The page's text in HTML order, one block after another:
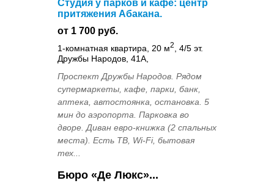
Студия у парков и кафе: центр
притяжения Абакана.
от 1 700 руб.
1-комнатная квартира, 20 м2
, 4/5 эт.
Дружбы Народов, 41А,
Проспект Дружбы Народов. Рядом
супермаркеты, кафе, парки, банк,
аптека, автостоянка, остановка. 5
мин до аэропорта. Парковка во
дворе. Диван евро-книжка (2 спальных
места). Есть ТВ, Wi-Fi, бытовая
тех...
Бюро «Де Люкс»...